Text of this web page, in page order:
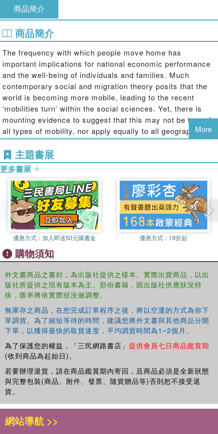
商品簡介
商品簡介
The frequency with which people move home has
important implications for national economic performance
and the well-being of individuals and families. Much
contemporary social and migration theory posits that the
world is becoming more mobile, leading to the recent
‘mobilities turn’ within the social sciences. Yet, there is
mounting evidence to suggest that this may not be true of
all types of mobility, nor apply equally to all geographical
contexts. For example, it is now clear that internal
migration rates have been falling in the USA since at least
the 1980s. To what extent might this trend be true of other
developed countries?
Drawing on detailed empirical literature,Internal Migration
in the Developed Worldexamines the long-term trends in
internal migration in a variety of more advanced countries
to explore the factors that underpin these changes. Using
case studies of the USA, UK, Australia, Japan, Sweden,
Germany and Italy, this pioneering book presents a critical
assessment of the extent to which global structural forces,
as opposed to national context, influence internal
migration in the Global North.
Internal Migration in the Developed Worldfills the void in
this neglected aspect of migration studies and will appeal
to a wide disciplinary audience of researchers and
students working in Geography, Migration Studies,
Population Studies and Development Studies.
More
主題書展
更多書展
優惠方式： 加入即送50元購書金 優惠方式： 19折起
購物須知
外文書商品之書封，為出版社提供之樣本。實際出貨商品，以出
版社所提供之現有版本為主。部份書籍，因出版社供應狀況特
殊，匯率將依實際狀況做調整。
無庫存之商品，在您完成訂單程序之後，將以空運的方式為你下
單調貨。為了縮短等待的時間，建議您將外文書與其他商品分開
下單，以獲得最快的取貨速度，平均調貨時間為1~2個月。
為了保護您的權益，「三民網路書店」 提供會員七日商品鑑賞期
(收到商品為起始日)。
若要辦理退貨，請在商品鑑賞期內寄回，且商品必須是全新狀態
與完整包裝(商品、附件、發票、隨貨贈品等)否則恕不接受退
貨。
網站導航 >>